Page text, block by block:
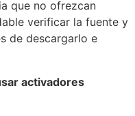
que no ofrezcan
verificar la fuente y
de descargarlo e
activadores